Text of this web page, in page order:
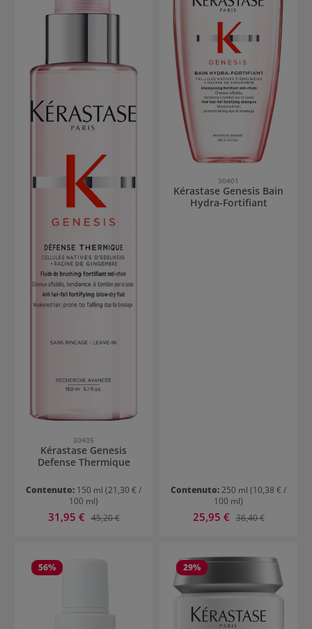
30405
Kérastase Genesis
Defense Thermique
Contenuto: 150 ml (21,30 € /
100 ml)
Prezzo di vendita:
31,95 € Prezzo normale:
45,20 €
30401
Kérastase Genesis Bain
Hydra-Fortifiant
Contenuto:250 ml (10,38 € /
100 ml)
Prezzo di vendita:
25,95 € Prezzo normale:
36,40 €
56% 29%